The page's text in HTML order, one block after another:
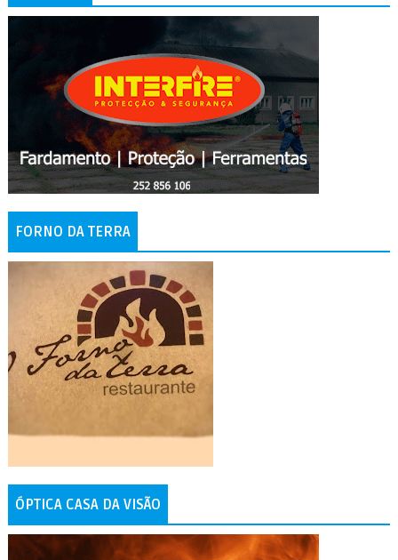
FORNO DA TERRA
ÓPTICA CASA DA VISÃO